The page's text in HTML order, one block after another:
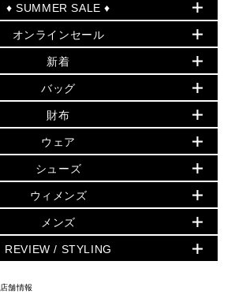
♦ SUMMER SALE ♦
セールおすすめアイテム
▶ ウィメンズ
バッグ
小物
シューズ・靴
ウェア
アクセサリー
時計
▶ メンズ
バッグ
オンラインセール
OF THE MONTH - 今月の特別価格
再値下げアイテム
追加アイテム
ズすべて(ウェア・シューズ除く)
バッグ
財布・小物
ウェア
シューズ
時計・ジュエリー
アクセサリー
新着
夏のスタイル
▶ すべて
▶ ウィメンズすべて
財布・小物
アクセサリー
フレグランス
シューズ
▶ メンズすべて
バッグ
人気の定番アイテム
日本限定 - バッグ
▶ ウィメンズすべて
トートバッグ
ショルダーバッグ
クロスボディ・斜め掛け
トラベル
財布
日本限定 - 財布・小物
▶ ウィメンズすべて
GREENWICH
財布(二つ折り・三つ折り)
長財布
ウェア
▶ ウィメンズすべて
トップス
スカート・パンツ
ジャケット・アウター
▶ メンズすべて
シューズ
▶ ウィメンズすべて
サンダル
スニーカー
▶ メンズすべて
ウィメンズ
人気の定番アイテム
▶ ウィメンズすべて
メンズ
▶ メンズすべて
REVIEW / STYLING
店舗情報